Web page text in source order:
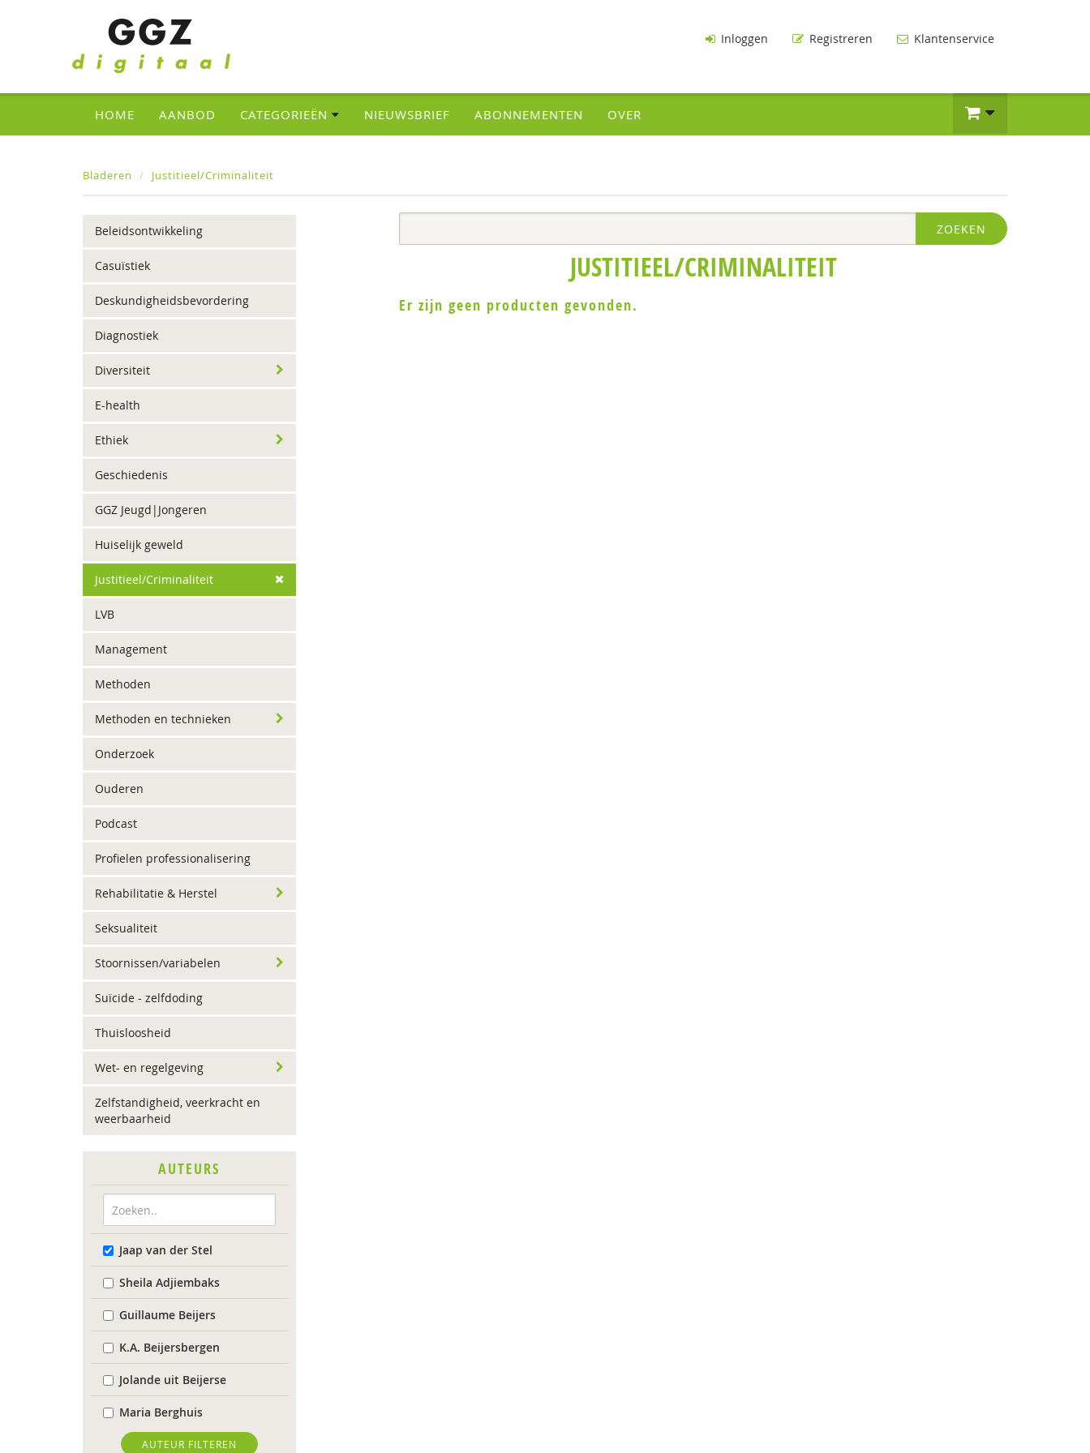
Inloggen Registreren Klantenservice
HOME AANBOD CATEGORIEËN NIEUWSBRIEF ABONNEMENTEN OVER
Bladeren Justitieel/Criminaliteit
Beleidsontwikkeling
Casuïstiek
Deskundigheidsbevordering
Diagnostiek
Diversiteit
E-health
Ethiek
Geschiedenis
GGZ Jeugd|Jongeren
Huiselijk geweld
Justitieel/Criminaliteit
LVB
Management
Methoden
Methoden en technieken
Onderzoek
Ouderen
Podcast
Profielen professionalisering
Rehabilitatie & Herstel
Seksualiteit
Stoornissen/variabelen
Suïcide - zelfdoding
Thuisloosheid
Wet- en regelgeving
Zelfstandigheid, veerkracht en
weerbaarheid
AUTEURS
Jaap van der Stel
Sheila Adjiembaks
Guillaume Beijers
K.A. Beijersbergen
Jolande uit Beijerse
Maria Berghuis
Anne-Mei Blom
AUTEUR FILTEREN
ZOEKEN
JUSTITIEEL/CRIMINALITEIT
Er zijn geen producten gevonden.